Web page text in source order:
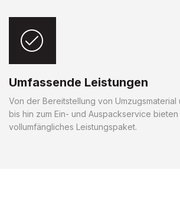
Umfassende Leistungen
Von der Bereitstellung von
bis hin zum Ein- und Auspackservice
vollumfängliches Leistungspaket.